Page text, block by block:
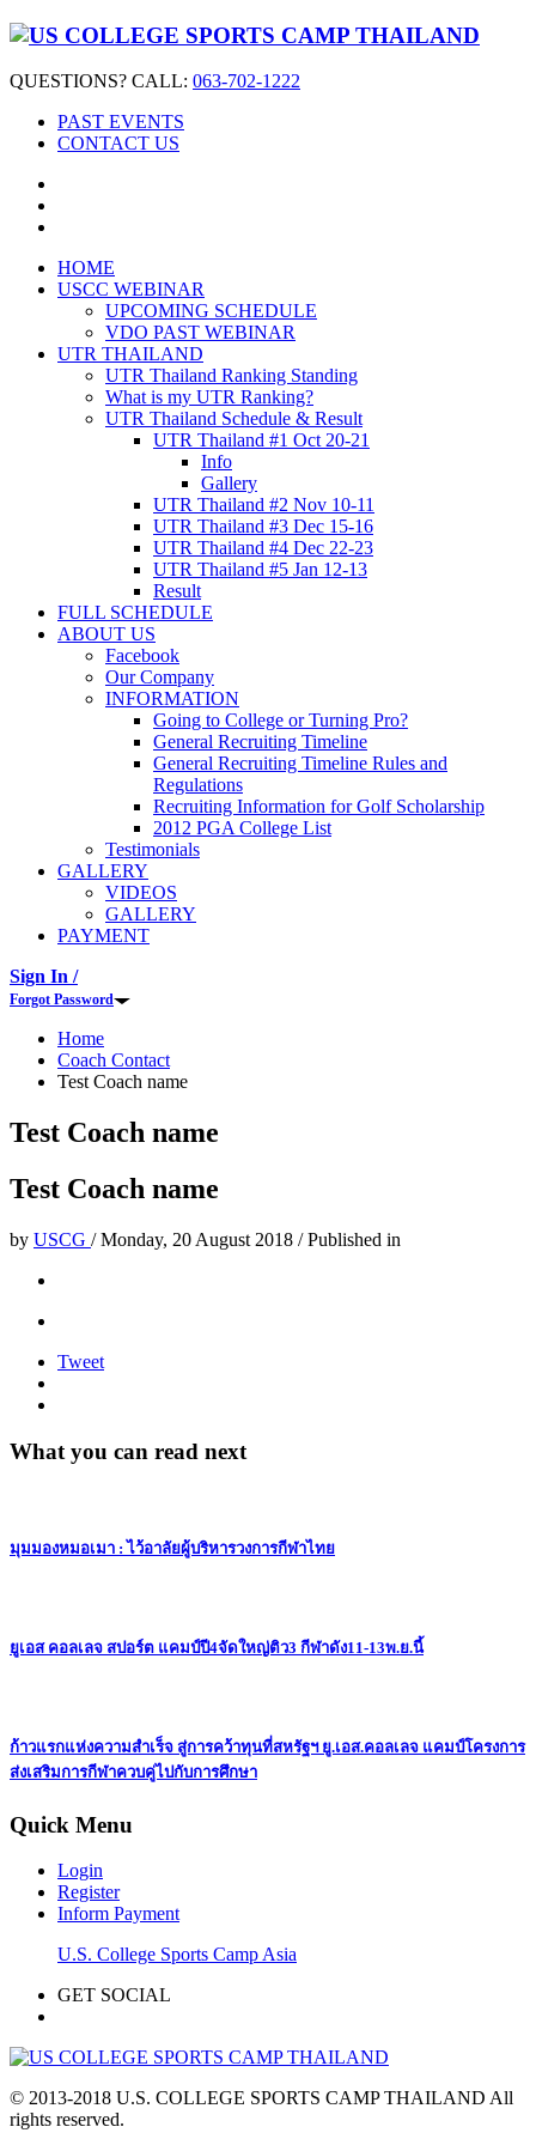
QUESTIONS? CALL: 063-702-1222
PAST EVENTS
CONTACT US
HOME
USCC WEBINAR
UPCOMING SCHEDULE
VDO PAST WEBINAR
UTR THAILAND
UTR Thailand Ranking Standing
What is my UTR Ranking?
UTR Thailand Schedule & Result
UTR Thailand #1 Oct 20-21
Info
Gallery
UTR Thailand #2 Nov 10-11
UTR Thailand #3 Dec 15-16
UTR Thailand #4 Dec 22-23
UTR Thailand #5 Jan 12-13
Result
FULL SCHEDULE
ABOUT US
Facebook
Our Company
INFORMATION
Going to College or Turning Pro?
General Recruiting Timeline
General Recruiting Timeline Rules and
Regulations
Recruiting Information for Golf Scholarship
2012 PGA College List
Testimonials
GALLERY
VIDEOS
GALLERY
PAYMENT
Sign In /
Forgot Password
Home
Coach Contact
Test Coach name
Test Coach name
Test Coach name
by USCG /Monday, 20 August 2018 /Published in
Tweet
What you can read next
มุมมองหมอเมา : ไว้อาลัยผู้บริหารวงการกีฬาไทย
ยูเอส คอลเลจ สปอร์ต แคมป์ปี4จัดใหญ่ติว3 กีฬาดัง11-13พ.ย.นี้
ก้าวแรกแห่งความสำเร็จ สู่การคว้าทุนที่สหรัฐฯ ยู.เอส.คอลเลจ แคมป์โครงการ
ส่งเสริมการกีฬาควบคู่ไปกับการศึกษา
Quick Menu
Login
Register
Inform Payment
U.S. College Sports Camp Asia
GET SOCIAL
© 2013-2018 U.S. COLLEGE SPORTS CAMP THAILAND All
rights reserved.